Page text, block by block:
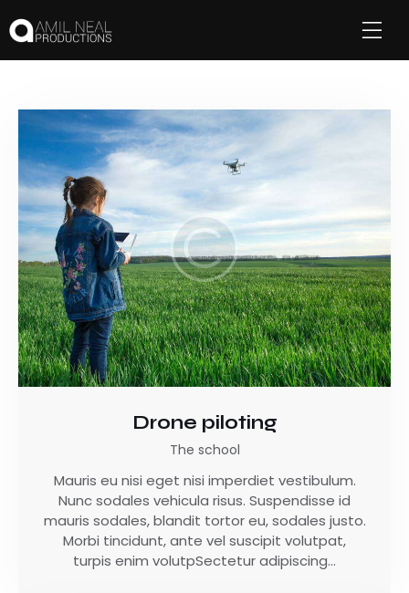
Drone piloting
The school
Mauris eu nisi eget nisi imperdiet vestibulum.
Nunc sodales vehicula risus. Suspendisse id
mauris sodales, blandit tortor eu, sodales justo.
Morbi tincidunt, ante vel suscipit volutpat,
turpis enim volutpSectetur adipiscing…